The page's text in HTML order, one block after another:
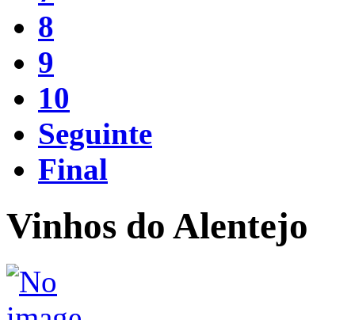
8
9
10
Seguinte
Final
Vinhos do Alentejo